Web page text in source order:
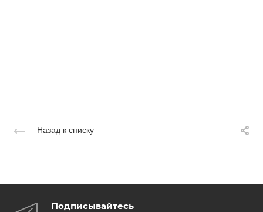
Назад к списку
Подписывайтесь